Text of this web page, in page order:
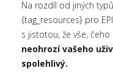
Na rozdíl od jiných
{tag_resources} pro
s jistotou, že vše,
neohrozí vašeho
spolehlivý.